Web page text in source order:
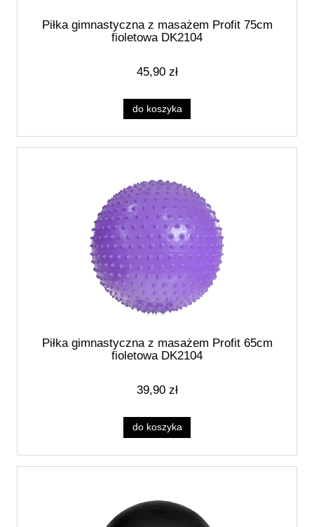
Piłka gimnastyczna z masażem Profit 75cm
fioletowa DK2104
45,90 zł
do koszyka
Piłka gimnastyczna z masażem Profit 65cm
fioletowa DK2104
39,90 zł
do koszyka